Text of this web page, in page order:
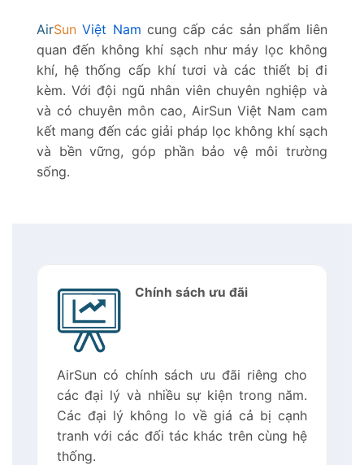
AirSun Việt Nam cung cấp các sản phẩm liên
quan đến không khí sạch như máy lọc không
khí, hệ thống cấp khí tươi và các thiết bị đi
kèm. Với đội ngũ nhân viên chuyên nghiệp và
và có chuyên môn cao, AirSun Việt Nam cam
kết mang đến các giải pháp lọc không khí sạch
và bền vững, góp phần bảo vệ môi trường
sống.
Chính sách ưu đãi
AirSun có chính sách ưu đãi riêng cho
các đại lý và nhiều sự kiện trong năm.
Các đại lý không lo về giá cả bị cạnh
tranh với các đối tác khác trên cùng hệ
thống.